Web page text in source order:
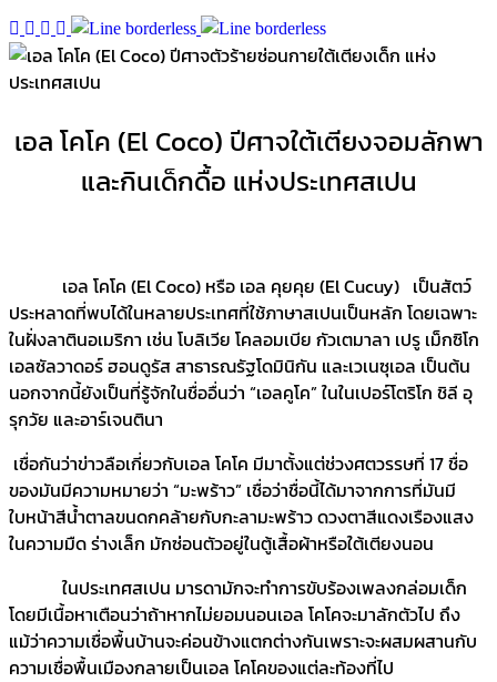
เอล โคโค (El Coco) ปีศาจใต้เตียงจอมลักพา
และกินเด็กดื้อ แห่งประเทศสเปน
เอล โคโค (El Coco) หรือ เอล คุยคุย (El Cucuy) เป็นสัตว์
ประหลาดที่พบได้ในหลายประเทศที่ใช้ภาษาสเปนเป็นหลัก โดยเฉพาะ
ในฝั่งลาตินอเมริกา เช่น โบลิเวีย โคลอมเบีย กัวเตมาลา เปรู เม็กซิโก
เอลซัลวาดอร์ ฮอนดูรัส สาธารณรัฐโดมินิกัน และเวเนซุเอล เป็นต้น
นอกจากนี้ยังเป็นที่รู้จักในชื่ออื่นว่า “เอลคูโค” ในในเปอร์โตริโก ชิลี อุ
รุกวัย และอาร์เจนตินา
เชื่อกันว่าข่าวลือเกี่ยวกับเอล โคโค มีมาตั้งแต่ช่วงศตวรรษที่ 17 ชื่อ
ของมันมีความหมายว่า “มะพร้าว” เชื่อว่าชื่อนี้ได้มาจากการที่มันมี
ใบหน้าสีน้ำตาลขนดกคล้ายกับกะลามะพร้าว ดวงตาสีแดงเรืองแสง
ในความมืด ร่างเล็ก มักซ่อนตัวอยู่ในตู้เสื้อผ้าหรือใต้เตียงนอน
ในประเทศสเปน มารดามักจะทำการขับร้องเพลงกล่อมเด็ก
โดยมีเนื้อหาเตือนว่าถ้าหากไม่ยอมนอนเอล โคโคจะมาลักตัวไป ถึง
แม้ว่าความเชื่อพื้นบ้านจะค่อนข้างแตกต่างกันเพราะจะผสมผสานกับ
ความเชื่อพื้นเมืองกลายเป็นเอล โคโคของแต่ละท้องที่ไป